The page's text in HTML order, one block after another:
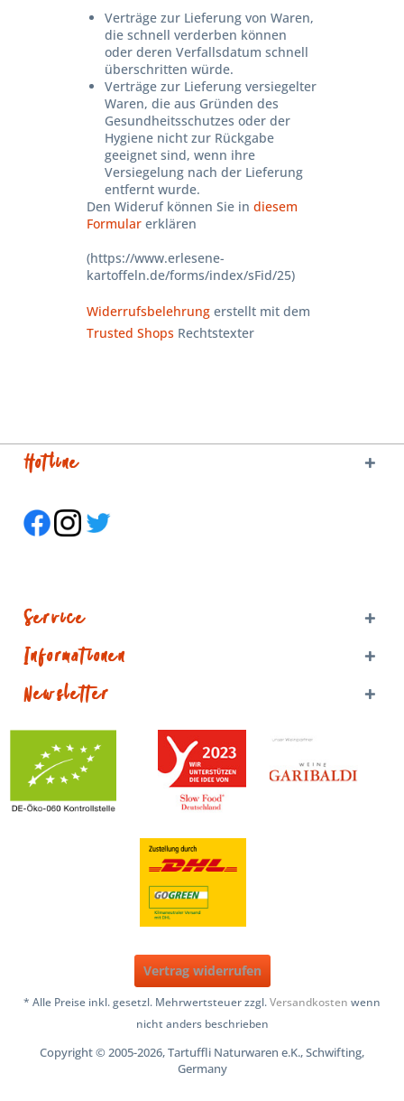
Verträge zur Lieferung von Waren,
die schnell verderben können
oder deren Verfallsdatum schnell
überschritten würde.
Verträge zur Lieferung versiegelter
Waren, die aus Gründen des
Gesundheitsschutzes oder der
Hygiene nicht zur Rückgabe
geeignet sind, wenn ihre
Versiegelung nach der Lieferung
entfernt wurde.
Den Wideruf können Sie in diesem
Formular erklären
(https://www.erlesene-
kartoffeln.de/forms/index/sFid/25)
Widerrufsbelehrung erstellt mit dem
Trusted Shops Rechtstexter
Hotline
Service
Informationen
Newsletter
Vertrag widerrufen
* Alle Preise inkl. gesetzl. Mehrwertsteuer zzgl.Versandkosten wenn
nicht anders beschrieben
Copyright © 2005-2026, Tartuffli Naturwaren e.K., Schwifting,
Germany